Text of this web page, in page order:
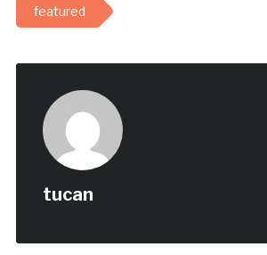
featured
tucan